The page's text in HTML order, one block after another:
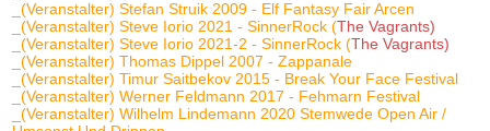
_(Veranstalter) Stefan Struik 2009 - Elf Fantasy Fair Arcen
_(Veranstalter) Steve Iorio 2021 - SinnerRock (The Vagrants)
_(Veranstalter) Steve Iorio 2021-2 - SinnerRock (The Vagrants)
_(Veranstalter) Thomas Dippel 2007 - Zappanale
_(Veranstalter) Timur Saitbekov 2015 - Break Your Face Festival
_(Veranstalter) Werner Feldmann 2017 - Fehmarn Festival
_(Veranstalter) Wilhelm Lindemann 2020 Stemwede Open Air /